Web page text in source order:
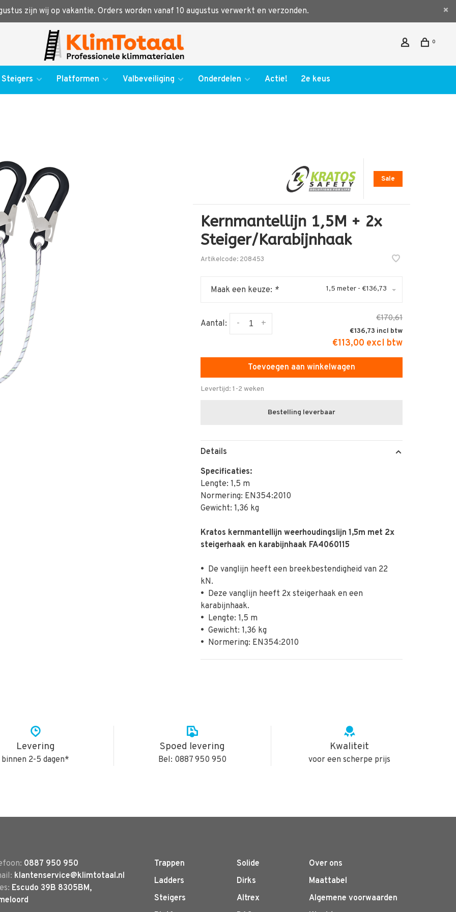
zijn wij op vakantie. Orders worden vanaf 10 augustus verwerkt en verzonden.
0
Steigers Platformen Valbeveiliging Onderdelen Actie! 2e keus
Sale
Kernmantellijn 1,5M + 2x
Steiger/Karabijnhaak
Artikelcode: 208453
Maak een keuze: * 1,5 meter - €136,73
Aantal: +
-
€170,61
€136,73
€113,00 excl btw
Toevoegen aan winkelwagen
Levertijd: 1-2 weken
Bestelling leverbaar
Details
Specificaties:
Lengte: 1,5 m
Normering: EN354:2010
Gewicht: 1,36 kg
Kratos kernmantellijn weerhoudingslijn 1,5m met 2x
steigerhaak en karabijnhaak FA4060115
• De vanglijn heeft een breekbestendigheid van 22
kN.
• Deze vanglijn heeft 2x steigerhaak en een
karabijnhaak.
• Lengte: 1,5 m
• Gewicht: 1,36 kg
• Normering: EN354:2010
Levering
binnen 2-5 dagen*
Spoed levering
Bel: 0887 950 950
Kwaliteit
voor een scherpe prijs
0887 950 950
klantenservice@klimtotaal.nl
Escudo 39B 8305BM,
Trappen
Ladders
Steigers
Solide
Dirks
Altrex
Over ons
Maattabel
Algemene voorwaarden